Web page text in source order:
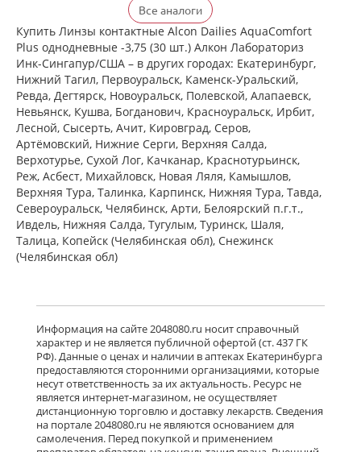
Все аналоги
Купить Линзы контактные Alcon Dailies AquaComfort
Plus однодневные -3,75 (30 шт.) Алкон Лабораториз
Инк-Сингапур/США – в других городах: Екатеринбург,
Нижний Тагил, Первоуральск, Каменск-Уральский,
Ревда, Дегтярск, Новоуральск, Полевской, Алапаевск,
Невьянск, Кушва, Богданович, Красноуральск, Ирбит,
Лесной, Сысерть, Ачит, Кировград, Серов,
Артёмовский, Нижние Cерги, Верхняя Салда,
Верхотурье, Сухой Лог, Качканар, Краснотурьинск,
Реж, Асбест, Михайловск, Новая Ляля, Камышлов,
Верхняя Тура, Талинка, Карпинск, Нижняя Тура, Тавда,
Североуральск, Челябинск, Арти, Белоярский п.г.т.,
Ивдель, Нижняя Салда, Тугулым, Туринск, Шаля,
Талица, Копейск (Челябинская обл), Снежинск
(Челябинская обл)
Информация на сайте 2048080.ru носит справочный
характер и не является публичной офертой (ст. 437 ГК
РФ). Данные о ценах и наличии в аптеках Екатеринбурга
предоставляются сторонними организациями, которые
несут ответственность за их актуальность. Ресурс не
является интернет-магазином, не осуществляет
дистанционную торговлю и доставку лекарств. Сведения
на портале 2048080.ru не являются основанием для
самолечения. Перед покупкой и применением